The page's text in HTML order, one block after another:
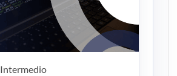
Intermedio